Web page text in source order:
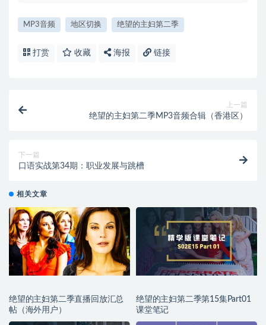
MP3音频 地区切换 绝望的主妇第二季
打赏 收藏 海报 链接
上一篇
绝望的主妇第二季MP3音频合辑（香港区）
下一篇
口语实战第34期：职业发展与跳槽
相关文章
绝望的主妇第二季直播回放汇总
帖（海外用户）
绝望的主妇第二季第15集Part01
课堂笔记